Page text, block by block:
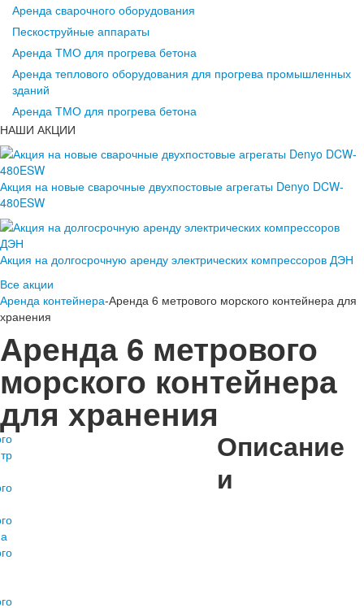
Аренда сварочного оборудования
Пескоструйные аппараты
Аренда ТМО для прогрева бетона
Аренда теплового оборудования для прогрева промышленных
зданий
Аренда ТМО для прогрева бетона
НАШИ АКЦИИ
Акция на новые сварочные двухпостовые агрегаты Denyo DCW-
480ESW
Акция на долгосрочную аренду электрических компрессоров ДЭН
Все акции
Аренда контейнера-Аренда 6 метрового морского контейнера для
хранения
Аренда 6 метрового
морского контейнера
для хранения
Описание
и